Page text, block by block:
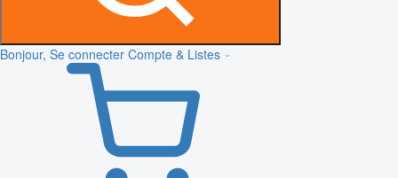
Bonjour, Se connecter Compte & Listes